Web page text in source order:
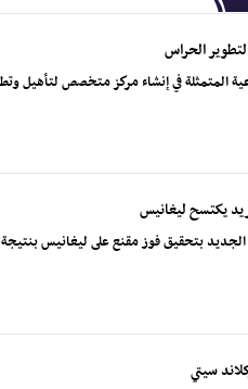
الحراس
المتمثلة في إنشاء مركز متخصص لتأهيل
يكتسح ليغانيس
فوز مقنع على ليغانيس بنتيجة 4-1 في ثاني مبارياته الت...
سيتي